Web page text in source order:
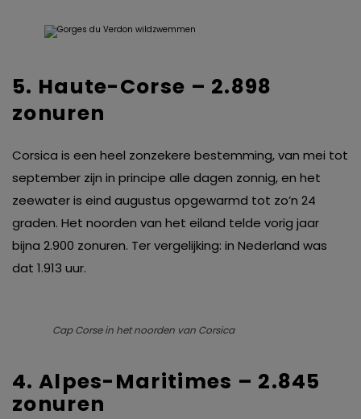
5. Haute-Corse – 2.898
zonuren
Corsica is een heel zonzekere bestemming, van mei tot
september zijn in principe alle dagen zonnig, en het
zeewater is eind augustus opgewarmd tot zo’n 24
graden. Het noorden van het eiland telde vorig jaar
bijna 2.900 zonuren. Ter vergelijking: in Nederland was
dat 1.913 uur.
Cap Corse in het noorden van Corsica
4. Alpes-Maritimes – 2.845
zonuren